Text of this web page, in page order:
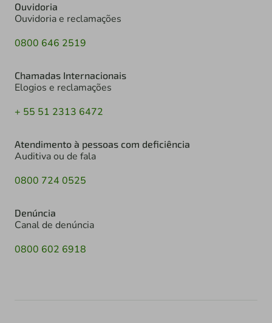
Ouvidoria
Ouvidoria e reclamações
0800 646 2519
Chamadas Internacionais
Elogios e reclamações
+ 55 51 2313 6472
Atendimento à pessoas com deficiência
Auditiva ou de fala
0800 724 0525
Denúncia
Canal de denúncia
0800 602 6918